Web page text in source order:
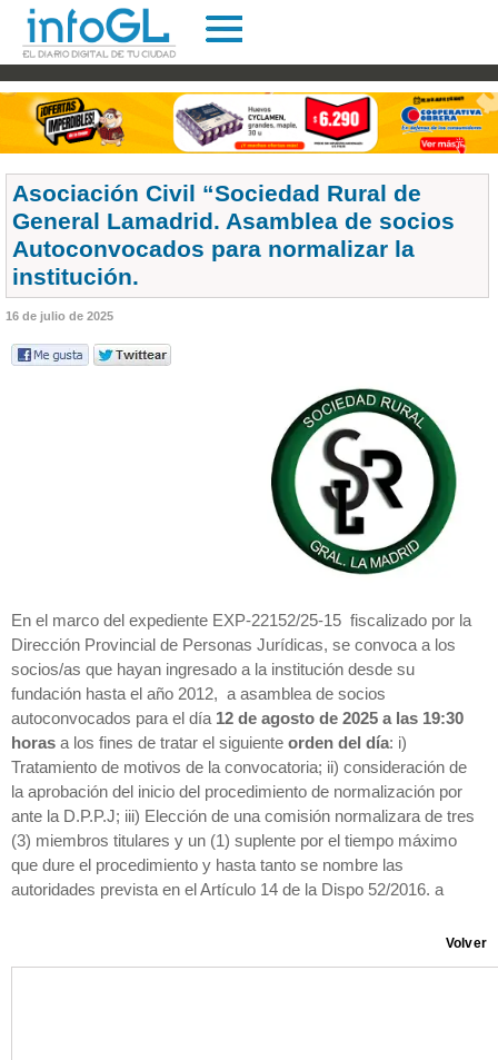
Asociación Civil “Sociedad Rural de
General Lamadrid. Asamblea de socios
Autoconvocados para normalizar la
institución.
16 de julio de 2025
En el marco del expediente EXP-22152/25-15 fiscalizado por la
Dirección Provincial de Personas Jurídicas, se convoca a los
socios/as que hayan ingresado a la institución desde su
fundación hasta el año 2012, a asamblea de socios
autoconvocados para el día 12 de agosto de 2025 a las 19:30
horas a los fines de tratar el siguiente orden del día: i)
Tratamiento de motivos de la convocatoria; ii) consideración de
la aprobación del inicio del procedimiento de normalización por
ante la D.P.P.J; iii) Elección de una comisión normalizara de tres
(3) miembros titulares y un (1) suplente por el tiempo máximo
que dure el procedimiento y hasta tanto se nombre las
autoridades prevista en el Artículo 14 de la Dispo 52/2016. a
Volver